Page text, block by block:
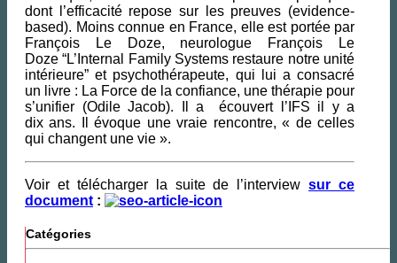
dont l’efficacité repose sur les preuves (evidence-
based). Moins connue en France, elle est portée par
François Le Doze, neurologue François Le
Doze “L’Internal Family Systems restaure notre unité
intérieure” et psychothérapeute, qui lui a consacré
un livre : La Force de la confiance, une thérapie pour
s’unifier (Odile Jacob). Il a écouvert l’IFS il y a
dix ans. Il évoque une vraie rencontre, « de celles
qui changent une vie ».
Voir et télécharger la suite de l’interviewsur ce
document :
Catégories